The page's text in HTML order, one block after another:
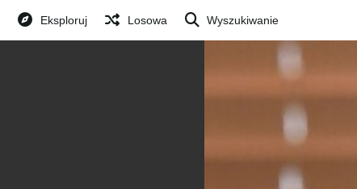
Eksploruj Losowa Wyszukiwanie